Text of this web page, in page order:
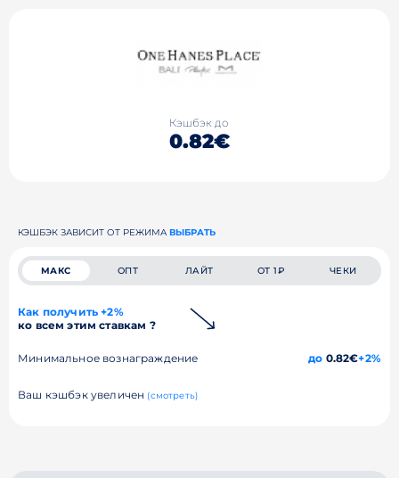
Кэшбэк до
0.82€
КЭШБЭК ЗАВИСИТ ОТ РЕЖИМА ВЫБРАТЬ
МАКС ОПТ ЛАЙТ ОТ 1₽ ЧЕКИ
Как получить +2%
ко всем этим ставкам ?
Минимальное вознаграждение до 0.82€+2%
Ваш кэшбэк увеличен (смотреть)